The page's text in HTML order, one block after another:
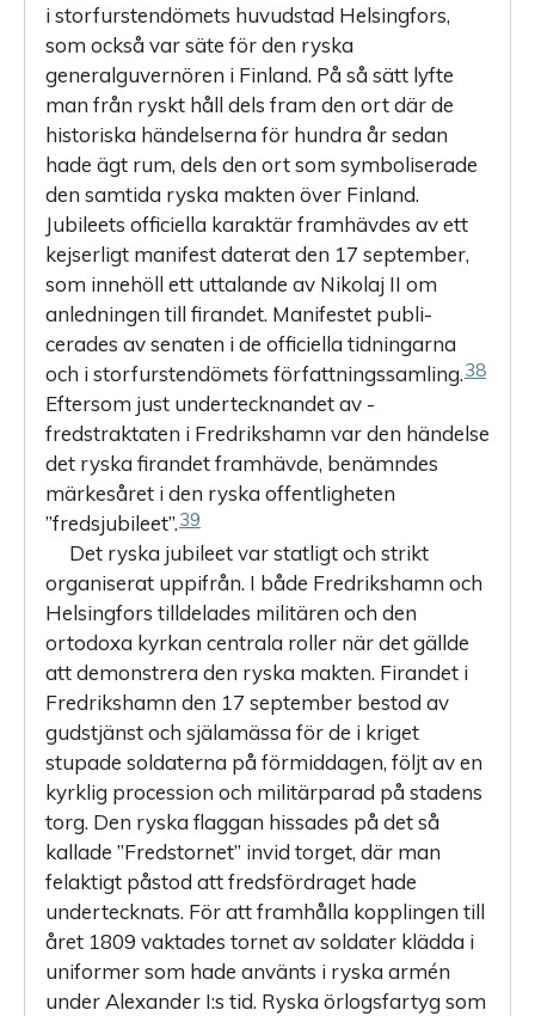
i storfurstendömets huvudstad Helsingfors,
som också var säte för den ryska
generalguvernören i Finland. På så sätt lyfte
man från ryskt håll dels fram den ort där de
historiska händelserna för hundra år sedan
hade ägt rum, dels den ort som symboliserade
den samtida ryska makten över Finland.
Jubileets officiella karaktär framhävdes av ett
kejserligt manifest daterat den 17 september,
som innehöll ett uttalande av Nikolaj II om
anledningen till firandet. Manifestet publi­
cerades av senaten i de officiella tidningarna
och i storfurstendömets författningssamling.38
Eftersom just undertecknandet av ­
fredstraktaten i Fredrikshamn var den händelse
det ryska firandet framhävde, benämndes
märkesåret i den ryska offentligheten
”fredsjubileet”.39
Det ryska jubileet var statligt och strikt
organiserat uppifrån. I både Fredrikshamn och
Helsingfors tilldelades militären och den
ortodoxa kyrkan centrala roller när det gällde
att demonstrera den ryska makten. Firandet i
Fredrikshamn den 17 september bestod av
gudstjänst och själamässa för de i kriget
stupade soldaterna på förmiddagen, följt av en
kyrklig procession och militärparad på stadens
torg. Den ryska flaggan hissades på det så
kallade ”Fredstornet” invid torget, där man
felaktigt påstod att fredsfördraget hade
undertecknats. För att framhålla kopplingen till
året 1809 vaktades tornet av soldater klädda i
uniformer som hade använts i ryska armén
under Alexander I:s tid. Ryska örlogsfartyg som